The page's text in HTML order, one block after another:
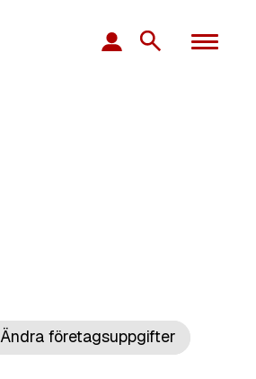
Ändra företagsuppgifter